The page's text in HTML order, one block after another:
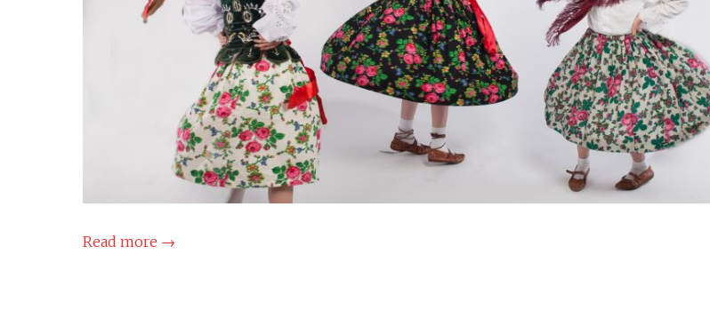
Read more →